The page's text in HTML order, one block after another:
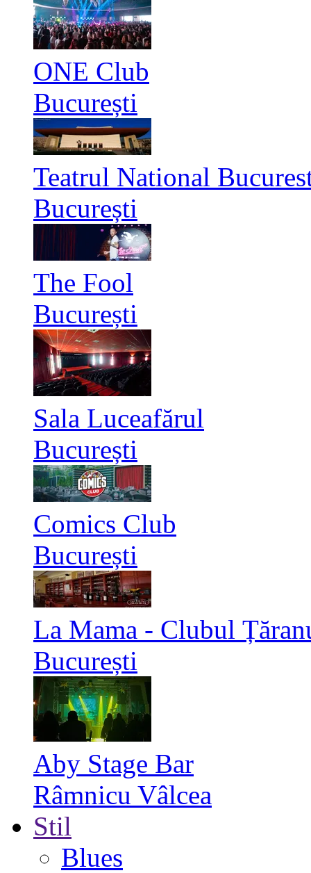
ONE Club
București
Teatrul National
București
The Fool
București
Sala Luceafărul
București
Comics Club
București
La Mama - Clubul
București
Aby Stage Bar
Râmnicu Vâlcea
Stil
Blues